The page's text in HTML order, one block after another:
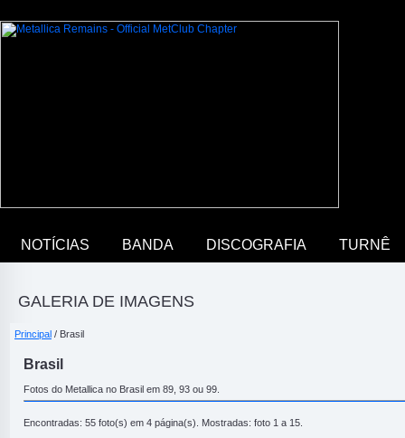
NOTÍCIAS BANDA DISCOGRAFIA TURNÊ
GALERIA DE IMAGENS
Principal / Brasil
Brasil
Fotos do Metallica no Brasil em 89, 93 ou 99.
Encontradas: 55 foto(s) em 4 página(s). Mostradas: foto 1 a 15.